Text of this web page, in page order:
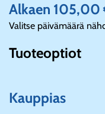
Alkaen 105,00
Valitse päivämäärä
Tuoteoptiot
Kauppias